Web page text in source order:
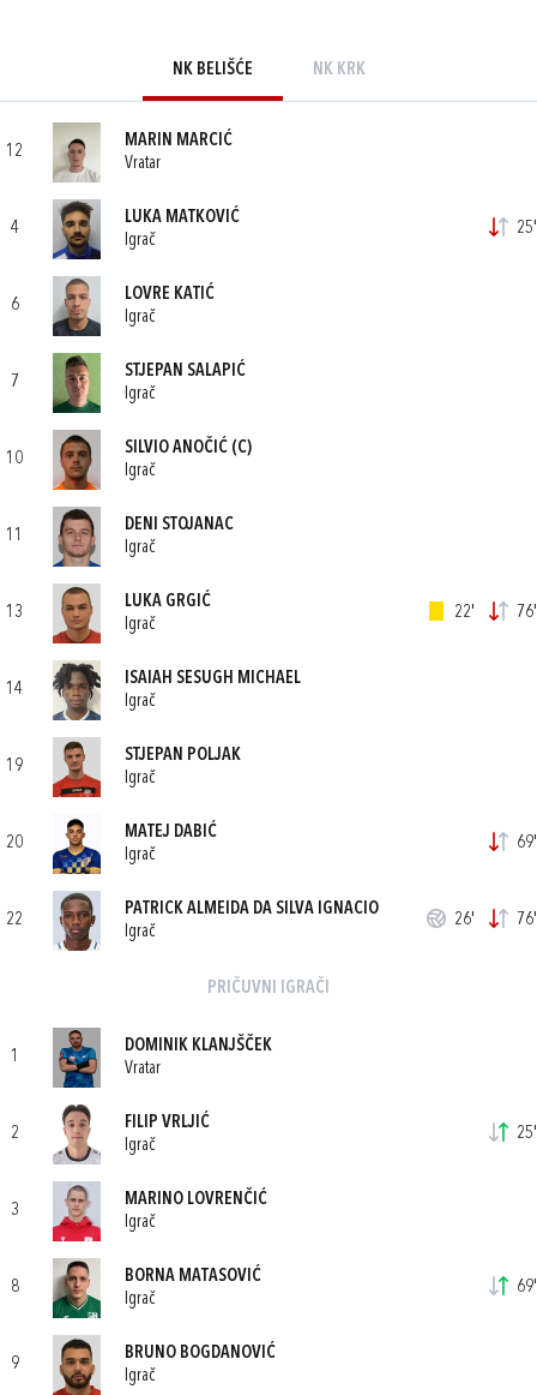
NK BELIŠĆE NK KRK
12
MARIN MARCIĆ
Vratar
4
LUKA MATKOVIĆ
Igrač
25'
6
LOVRE KATIĆ
Igrač
7
STJEPAN SALAPIĆ
Igrač
10
SILVIO ANOČIĆ (C)
Igrač
11
DENI STOJANAC
Igrač
13
LUKA GRGIĆ
Igrač
22' 76'
14
ISAIAH SESUGH MICHAEL
Igrač
19
STJEPAN POLJAK
Igrač
20
MATEJ DABIĆ
Igrač
69'
22
PATRICK ALMEIDA DA SILVA IGNACIO
Igrač
26' 76'
PRIČUVNI IGRAČI
1
DOMINIK KLANJŠČEK
Vratar
2
FILIP VRLJIĆ
Igrač
25'
3
MARINO LOVRENČIĆ
Igrač
8
BORNA MATASOVIĆ
Igrač
69'
9
BRUNO BOGDANOVIĆ
Igrač